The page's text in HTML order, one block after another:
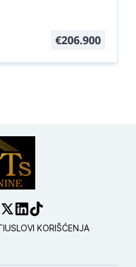
€206.900
USLOVI KORIŠĆENJA